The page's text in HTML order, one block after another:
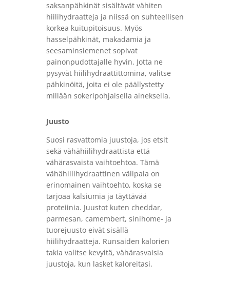
saksanpähkinät sisältävät vähiten
hiilihydraatteja ja niissä on suhteellisen
korkea kuitupitoisuus. Myös
hasselpähkinät, makadamia ja
seesaminsiemenet sopivat
painonpudottajalle hyvin. Jotta ne
pysyvät hiilihydraattittomina, valitse
pähkinöitä, joita ei ole päällystetty
millään sokeripohjaisella aineksella.
Juusto
Suosi rasvattomia juustoja, jos etsit
sekä vähähiilihydraattista että
vähärasvaista vaihtoehtoa. Tämä
vähähiilihydraattinen välipala on
erinomainen vaihtoehto, koska se
tarjoaa kalsiumia ja täyttävää
proteiinia. Juustot kuten cheddar,
parmesan, camembert, sinihome- ja
tuorejuusto eivät sisällä
hiilihydraatteja. Runsaiden kalorien
takia valitse kevyitä, vähärasvaisia ​​
juustoja, kun lasket kaloreitasi.